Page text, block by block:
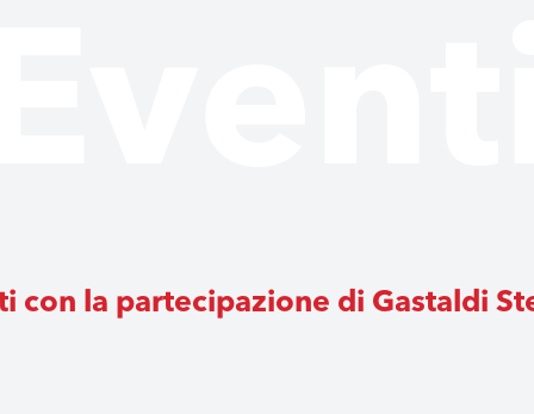
con la partecipazione di Gastaldi